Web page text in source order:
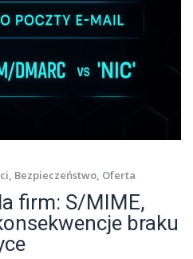
, Bezpieczeństwo, Oferta
firm: S/MIME,
braku